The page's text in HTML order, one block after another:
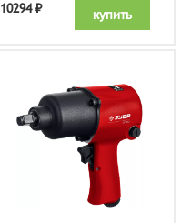
10294 ₽ купить